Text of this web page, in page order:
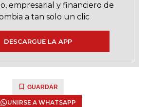
empresarial y financiero de
a tan solo un clic
DESCARGUE LA APP
GUARDAR
UNIRSE A WHATSAPP